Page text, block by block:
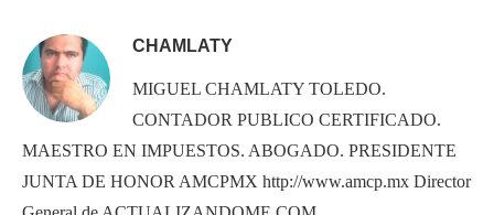
CHAMLATY
MIGUEL CHAMLATY TOLEDO.
CONTADOR PUBLICO CERTIFICADO.
MAESTRO EN IMPUESTOS. ABOGADO. PRESIDENTE
JUNTA DE HONOR AMCPMX http://www.amcp.mx Director